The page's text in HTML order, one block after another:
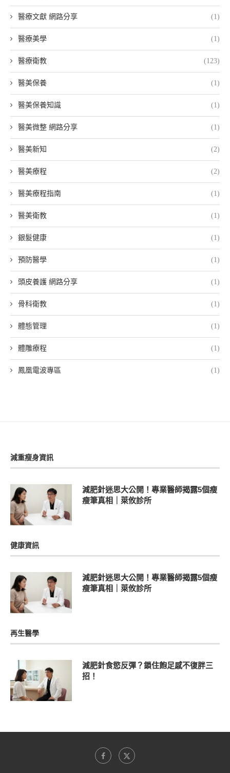
醫療文獻 網路分享 (1)
醫療美學 (1)
醫療衛教 (123)
醫美保養 (1)
醫美保養知識 (1)
醫美微整 網路分享 (1)
醫美新知 (2)
醫美療程 (2)
醫美療程指南 (1)
醫美衛教 (1)
銀髮健康 (1)
預防醫學 (1)
頭皮養護 網路分享 (1)
骨科衛教 (1)
體態管理 (1)
體雕療程 (1)
鳳凰電波專區 (1)
減重瘦身資訊
減肥針迷思大公開！專業醫師揭露5個瘦
瘦筆真相｜萊攸診所
健康資訊
減肥針迷思大公開！專業醫師揭露5個瘦
瘦筆真相｜萊攸診所
再生醫學
減肥針食慾反彈？鎖住飽足感不復胖三
招！